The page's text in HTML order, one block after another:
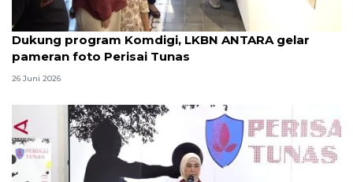
Dukung program Komdigi, LKBN ANTARA gelar
pameran foto Perisai Tunas
26 Juni 2026